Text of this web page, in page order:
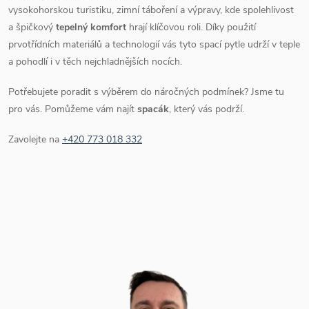
vysokohorskou turistiku, zimní táboření a výpravy, kde spolehlivost
a špičkový tepelný komfort hrají klíčovou roli. Díky použití
prvotřídních materiálů a technologií vás tyto spací pytle udrží v teple
a pohodlí i v těch nejchladnějších nocích.
Potřebujete poradit s výběrem do náročných podmínek? Jsme tu
pro vás. Pomůžeme vám najít spacák, který vás podrží.
Zavolejte na +420 773 018 332